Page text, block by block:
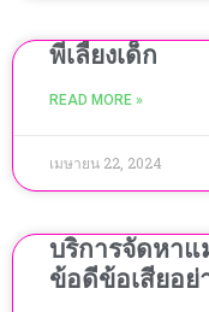
พี่เลี้ยงเด็ก
READ MORE »
เมษายน 22, 2024
บริการจัดหา
ข้อดีข้อเสียอย่